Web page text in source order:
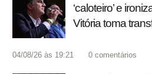
‘caloteiro’ e
Vitória toma
04/08/26 às 19:21 0 comentários